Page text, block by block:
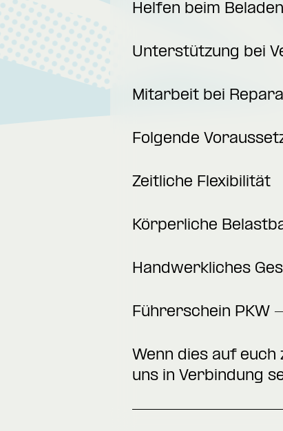
Helfen beim
Unterstützung bei
Mitarbeit bei
Folgende
Zeitliche Flexibilität
Körperliche
Handwerkliches
Führerschein PKW
Wenn dies auf
uns in Verbindung